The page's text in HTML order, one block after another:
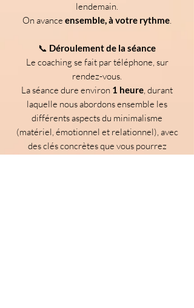
lendemain.
On avance ensemble, à votre rythme.
📞 Déroulement de la séance
Le coaching se fait par téléphone, sur
rendez-vous.
La séance dure environ 1 heure, durant
laquelle nous abordons ensemble les
différents aspects du minimalisme
(matériel, émotionnel et relationnel), avec
des clés concrètes que vous pourrez